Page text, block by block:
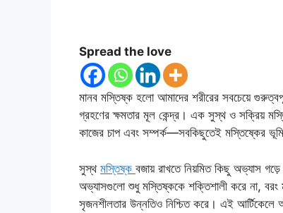
Spread the love
মানব মস্তিষ্ক হলো আমাদের শরীরের সবচেয়ে
গ্রহণের ক্ষমতার মূল কেন্দ্র। এক সুস্থ ও সক্রিয়
কাজের চাপ এবং সম্পর্ক—সবকিছুতেই মস্তিষ্কের
সুস্থ মস্তিষ্ক বজায় রাখতে নিয়মিত কিছু অভ্যাস
অভ্যাসগুলো শুধু মস্তিষ্ককে শক্তিশালী করে না, বরং
সৃজনশীলতার উন্নতিও নিশ্চিত করে। এই আর্টিকেলে